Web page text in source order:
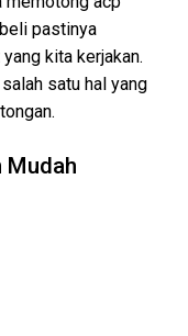
pastinya
kita kerjakan.
satu hal yang
Mudah